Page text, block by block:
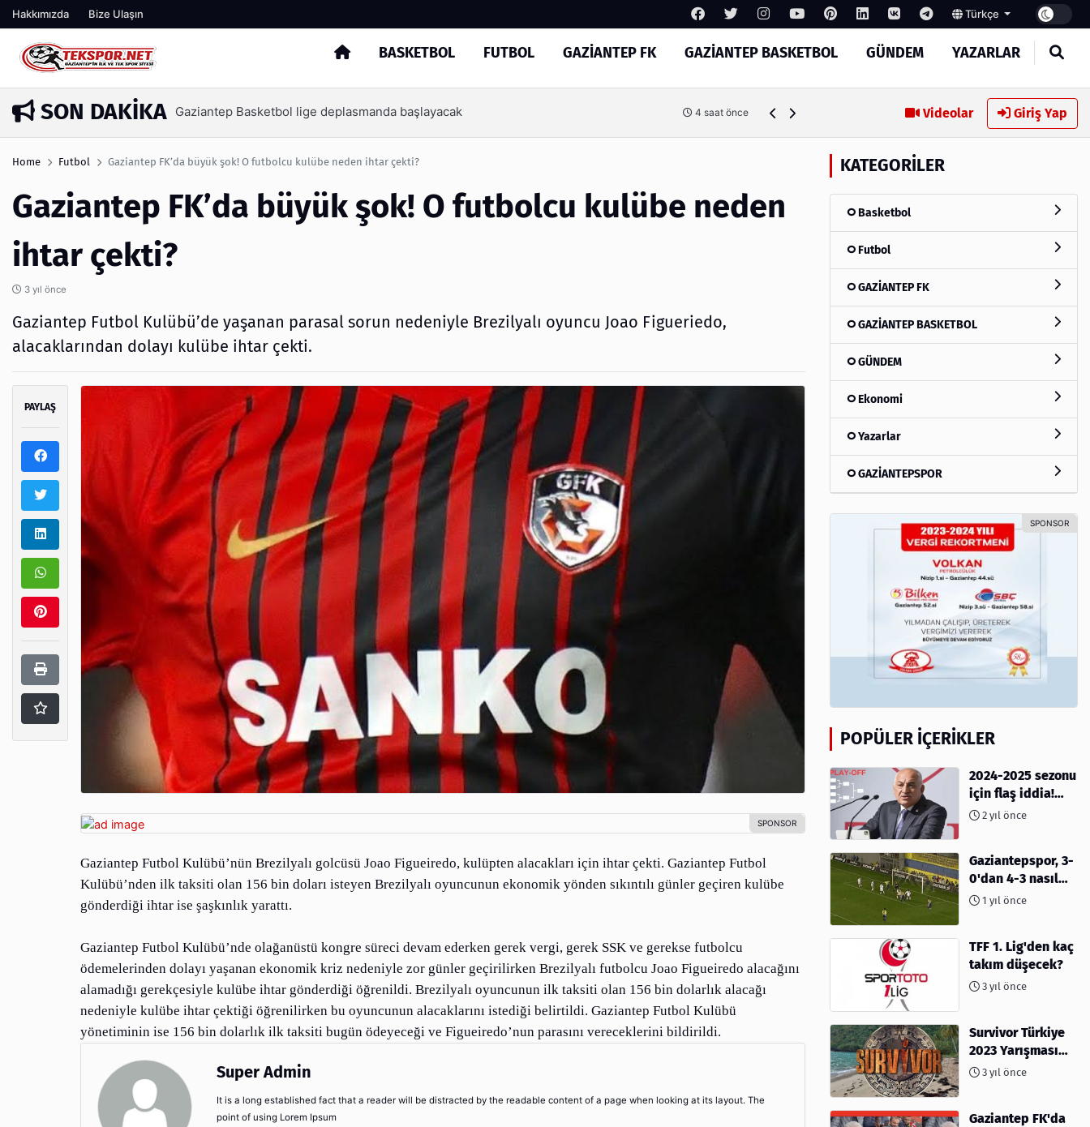
Hakkımızda Bize Ulaşın Türkçe
BASKETBOL FUTBOL GAZİANTEP FK GAZİANTEP BASKETBOL GÜNDEM YAZARLAR
Arama
SON DAKIKA
4 saat önce İşte Tekspor farkıyla Gaziantep Basketbol’un yeni yönetimi 21 saat önce Memik Yılmaz: "Daha güzel bir futbol seyrettirmek için
Videolar Giriş Yap
Home Futbol Gaziantep FK’da büyük şok! O futbolcu kulübe neden ihtar çekti?
Gaziantep FK’da büyük şok! O futbolcu kulübe neden
ihtar çekti?
3 yıl önce
Gaziantep Futbol Kulübü’de yaşanan parasal sorun nedeniyle Brezilyalı oyuncu Joao Figueriedo,
alacaklarından dolayı kulübe ihtar çekti.
PAYLAŞ
Gaziantep Futbol Kulübü’nün Brezilyalı golcüsü Joao Figueiredo, kulüpten alacakları için ihtar çekti. Gaziantep Futbol
Kulübü’nden ilk taksiti olan 156 bin doları isteyen Brezilyalı oyuncunun ekonomik yönden sıkıntılı günler geçiren kulübe
gönderdiği ihtar ise şaşkınlık yarattı.
Gaziantep Futbol Kulübü’nde olağanüstü kongre süreci devam ederken gerek vergi, gerek SSK ve gerekse futbolcu
ödemelerinden dolayı yaşanan ekonomik kriz nedeniyle zor günler geçirilirken Brezilyalı futbolcu Joao Figueiredo alacağını
alamadığı gerekçesiyle kulübe ihtar gönderdiği öğrenildi. Brezilyalı oyuncunun ilk taksiti olan 156 bin dolarlık alacağı
nedeniyle kulübe ihtar çektiği öğrenilirken bu oyuncunun alacaklarını istediği belirtildi. Gaziantep Futbol Kulübü
yönetiminin ise 156 bin dolarlık ilk taksiti bugün ödeyeceği ve Figueiredo’nun parasını vereceklerini bildirildi.
Super Admin
It is a long established fact that a reader will be distracted by the readable content of a page when looking at its layout. The
point of using Lorem Ipsum
KATEGORILER
Basketbol
Futbol
GAZİANTEP FK
GAZİANTEP BASKETBOL
GÜNDEM
Ekonomi
Yazarlar
GAZİANTEPSPOR
POPÜLER İÇERIKLER
2024-2025 sezonu
için flaş iddia!
Play-Off sistemi
2 yıl önce
Gaziantepspor, 3-
0'dan 4-3 nasıl
kaybetti?
1 yıl önce
TFF 1. Lig'den kaç
takım düşecek?
3 yıl önce
Survivor Türkiye
2023 Yarışması
İçin Geri Sayım
3 yıl önce
Gaziantep FK'da